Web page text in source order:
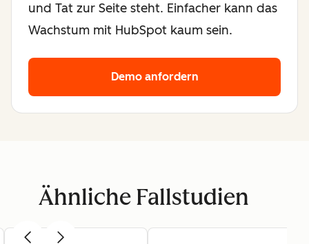
und Tat zur Seite steht. Einfacher kann das
Wachstum mit HubSpot kaum sein.
Demo anfordern
Ähnliche Fallstudien